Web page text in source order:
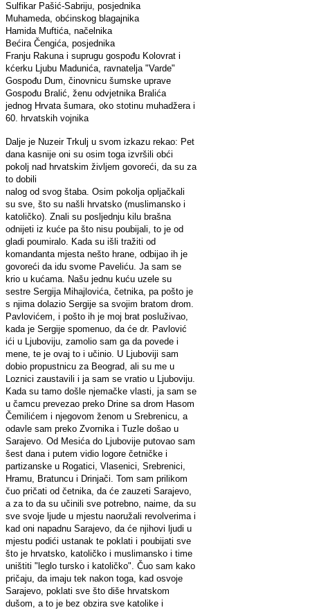
Sulfikar Pašić-Sabriju, posjednika
Muhameda, obćinskog blagajnika
Hamida Muftića, načelnika
Bećira Čengića, posjednika
Franju Rakuna i suprugu gospođu Kolovrat i
kćerku Ljubu Madunića, ravnatelja "Varde"
Gospođu Dum, činovnicu šumske uprave
Gospođu Bralić, ženu odvjetnika Bralića
jednog Hrvata šumara, oko stotinu muhadžera i
60. hrvatskih vojnika
Dalje je Nuzeir Trkulj u svom izkazu rekao: Pet
dana kasnije oni su osim toga izvršili obći
pokolj nad hrvatskim življem govoreći, da su za
to dobili
nalog od svog štaba. Osim pokolja opljačkali
su sve, što su našli hrvatsko (muslimansko i
katoličko). Znali su posljednju kilu brašna
odnijeti iz kuće pa što nisu poubijali, to je od
gladi poumiralo. Kada su išli tražiti od
komandanta mjesta nešto hrane, odbijao ih je
govoreći da idu svome Paveliću. Ja sam se
krio u kućama. Našu jednu kuću uzele su
sestre Sergija Mihajlovića, četnika, pa pošto je
s njima dolazio Sergije sa svojim bratom drom.
Pavlovićem, i pošto ih je moj brat posluživao,
kada je Sergije spomenuo, da će dr. Pavlović
ići u Ljuboviju, zamolio sam ga da povede i
mene, te je ovaj to i učinio. U Ljuboviji sam
dobio propustnicu za Beograd, ali su me u
Loznici zaustavili i ja sam se vratio u Ljuboviju.
Kada su tamo došle njemačke vlasti, ja sam se
u čamcu prevezao preko Drine sa drom Hasom
Čemilićem i njegovom ženom u Srebrenicu, a
odavle sam preko Zvornika i Tuzle došao u
Sarajevo. Od Mesića do Ljubovije putovao sam
šest dana i putem vidio logore četničke i
partizanske u Rogatici, Vlasenici, Srebrenici,
Hramu, Bratuncu i Drinjači. Tom sam prilikom
čuo pričati od četnika, da će zauzeti Sarajevo,
a za to da su učinili sve potrebno, naime, da su
sve svoje ljude u mjestu naoružali revolverima i
kad oni napadnu Sarajevo, da će njihovi ljudi u
mjestu podići ustanak te poklati i poubijati sve
što je hrvatsko, katoličko i muslimansko i time
uništiti "leglo tursko i katoličko". Čuo sam kako
pričaju, da imaju tek nakon toga, kad osvoje
Sarajevo, poklati sve što diše hrvatskom
dušom, a to je bez obzira sve katolike i